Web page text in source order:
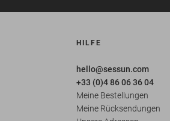
HILFE
hello@sessun.com
+33 (0)4 86 06 36 04
Meine Bestellungen
Meine Rücksendungen